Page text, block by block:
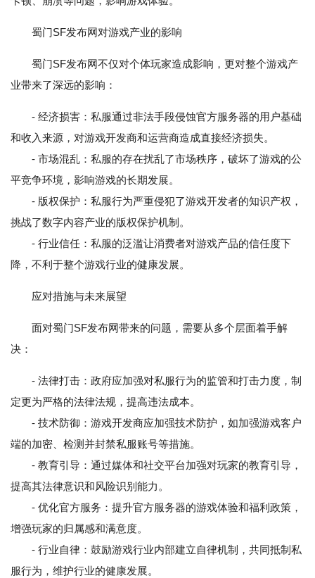
蜀门SF发布网对游戏产业的影响
蜀门SF发布网不仅对个体玩家造成影响，更对整个游戏产
业带来了深远的影响：
- 经济损害：私服通过非法手段侵蚀官方服务器的用户基础
和收入来源，对游戏开发商和运营商造成直接经济损失。
- 市场混乱：私服的存在扰乱了市场秩序，破坏了游戏的公
平竞争环境，影响游戏的长期发展。
- 版权保护：私服行为严重侵犯了游戏开发者的知识产权，
挑战了数字内容产业的版权保护机制。
- 行业信任：私服的泛滥让消费者对游戏产品的信任度下
降，不利于整个游戏行业的健康发展。
应对措施与未来展望
面对蜀门SF发布网带来的问题，需要从多个层面着手解
决：
- 法律打击：政府应加强对私服行为的监管和打击力度，制
定更为严格的法律法规，提高违法成本。
- 技术防御：游戏开发商应加强技术防护，如加强游戏客户
端的加密、检测并封禁私服账号等措施。
- 教育引导：通过媒体和社交平台加强对玩家的教育引导，
提高其法律意识和风险识别能力。
- 优化官方服务：提升官方服务器的游戏体验和福利政策，
增强玩家的归属感和满意度。
- 行业自律：鼓励游戏行业内部建立自律机制，共同抵制私
服行为，维护行业的健康发展。